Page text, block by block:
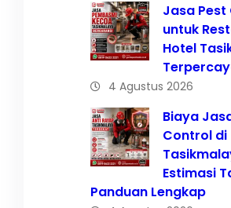
Jasa
untuk
Hotel
4 Agustus 2026
Biaya
Control di
Estimasi
Panduan Lengkap